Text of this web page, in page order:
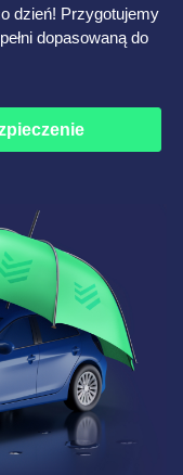
dzień! Przygotujemy
dopasowaną do